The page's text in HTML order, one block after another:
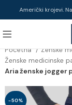
Američki krojevi.
Početna
Ženske
Ženske medicinske
Aria ženske jogger
-50%